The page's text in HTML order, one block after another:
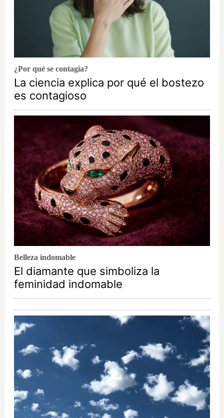
¿Por qué se contagia?
La ciencia explica por qué el bostezo
es contagioso
Belleza indomable
El diamante que simboliza la
feminidad indomable